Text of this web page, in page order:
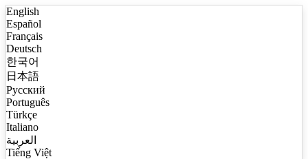
English
Español
Français
Deutsch
한국어
日本語
Русский
Português
Türkçe
Italiano
العربية
Tiếng Việt